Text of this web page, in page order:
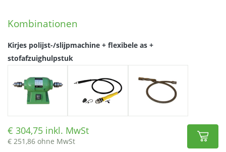
Kombinationen
Kirjes polijst-/slijpmachine + flexibele as +
stofafzuighulpstuk
304,75 inkl. MwSt
251,86 ohne MwSt